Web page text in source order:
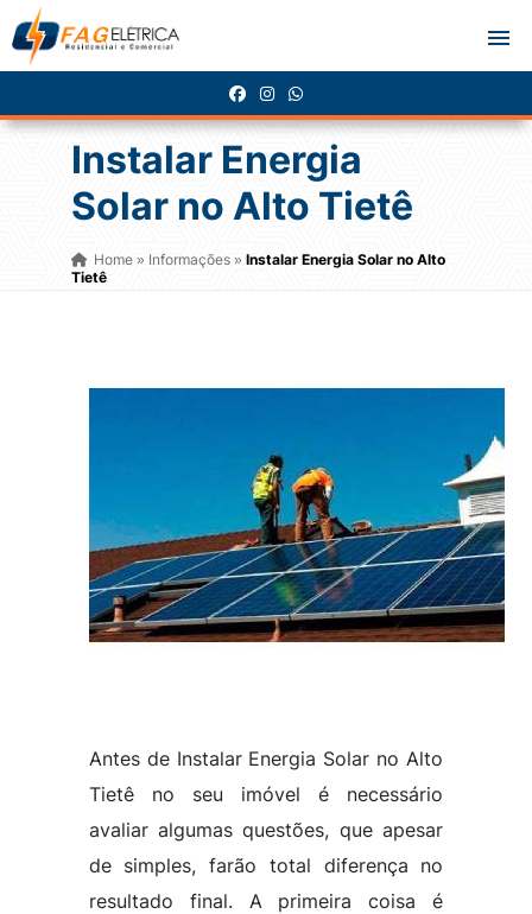
Instalar Energia
Solar no Alto Tietê
Home» Informações » Instalar Energia Solar no Alto
Tietê
Antes de Instalar Energia Solar no Alto
Tietê no seu imóvel é necessário
avaliar algumas questões, que apesar
de simples, farão total diferença no
resultado final. A primeira coisa é